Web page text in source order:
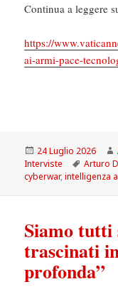
Continua a leggere
https://
ai-armi-pace-
Scritto
il
24 Luglio 2026
Interviste
Tag
Arturo
cyberwar,intelligenza
Siamo tutti
trascinati
profonda”